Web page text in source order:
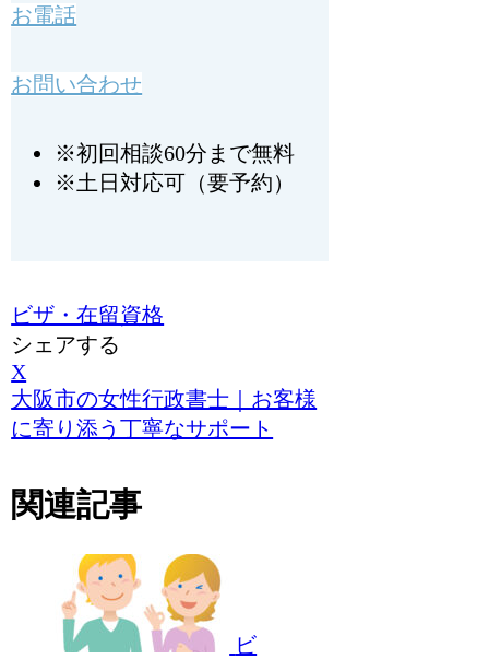
お電話
お問い合わせ
※初回相談60分まで無料
※土日対応可（要予約）
ビザ・在留資格
シェアする
X
大阪市の女性行政書士｜お客様
に寄り添う丁寧なサポート
関連記事
ビ